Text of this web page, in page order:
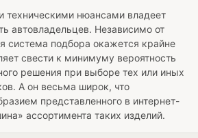
техническими нюансами владеет
автовладельцев. Независимо от
система подбора окажется крайне
свести к минимуму вероятность
решения при выборе тех или иных
А он весьма широк, что
представленного в интернет-
ассортимента таких изделий.